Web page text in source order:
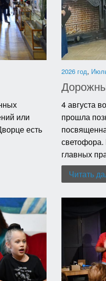
или
есть
2026 год,
4 августа
прошла
главных
Читать